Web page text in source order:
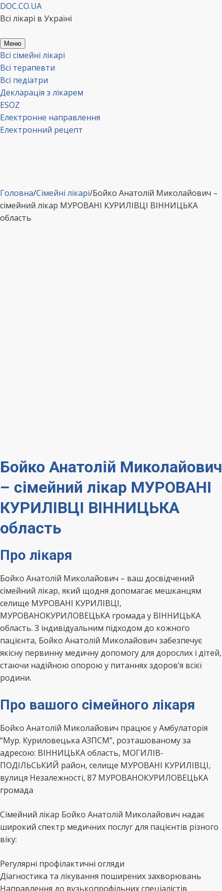
Перейти
до
DOC.CO.UA
Всі лікарі в Україні
Меню
Всі сімейні лікарі
Всі терапевти
Всі педіатри
Декларація з лікарем
ESOZ
Електронне направлення
Електронний рецепт
Головна/Сімейні лікарі/Бойко Анатолій Миколайович –
сімейний лікар МУРОВАНІ КУРИЛІВЦІ ВІННИЦЬКА
область
Бойко Анатолій Миколайович
– сімейний лікар МУРОВАНІ
КУРИЛІВЦІ ВІННИЦЬКА
область
Про лікаря
Бойко Анатолій Миколайович – ваш досвідчений
сімейний лікар, який щодня допомагає мешканцям
селище МУРОВАНІ КУРИЛІВЦІ,
МУРОВАНОКУРИЛОВЕЦЬКА громада у ВІННИЦЬКА
область. З індивідуальним підходом до кожного
пацієнта, Бойко Анатолій Миколайович забезпечує
якісну первинну медичну допомогу для дорослих і дітей,
стаючи надійною опорою у питаннях здоров’я всієї
родини.
Про вашого сімейного лікаря
Бойко Анатолій Миколайович працює у Амбулаторія
“Мур. Куриловецька АЗПСМ”, розташованому за
адресою: ВІННИЦЬКА область, МОГИЛІВ-
ПОДІЛЬСЬКИЙ район, селище МУРОВАНІ КУРИЛІВЦІ,
вулиця Незалежності, 87 МУРОВАНОКУРИЛОВЕЦЬКА
громада
Сімейний лікар Бойко Анатолій Миколайович надає
широкий спектр медичних послуг для пацієнтів різного
віку:
Регулярні профілактичні огляди
Діагностика та лікування поширених захворювань
Направлення до вузькопрофільних спеціалістів